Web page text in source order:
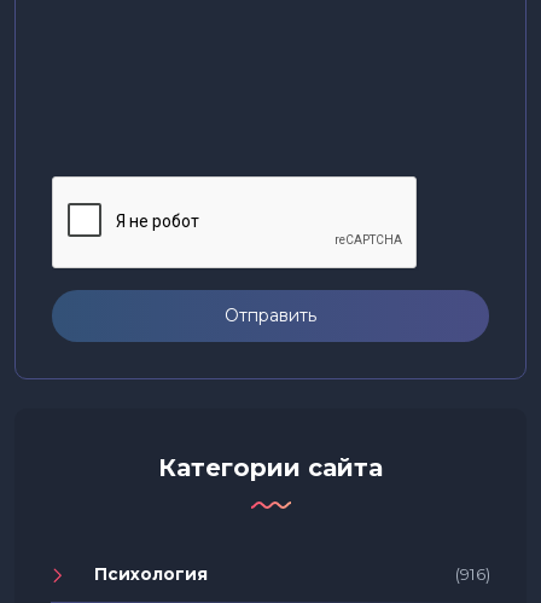
Отправить
Категории сайта
Психология (916)